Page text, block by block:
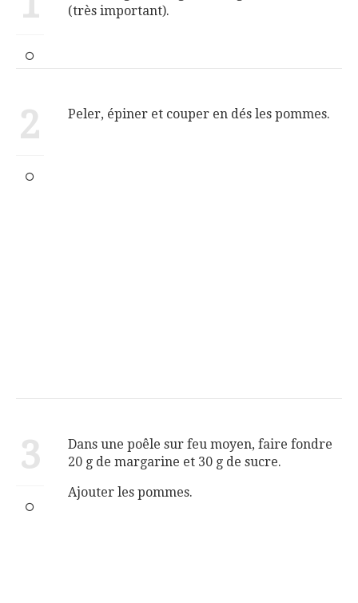
(très important).
2 Peler, épiner et couper en dés les pommes.
3
Dans une poêle sur feu moyen, faire fondre
20 g de margarine et 30 g de sucre.
Ajouter les pommes.